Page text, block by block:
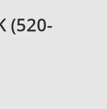
(520-